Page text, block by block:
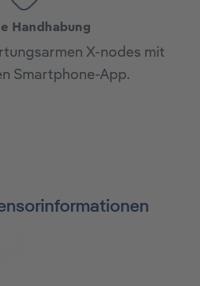
Handhabung
X-nodes mit
Smartphone-App.